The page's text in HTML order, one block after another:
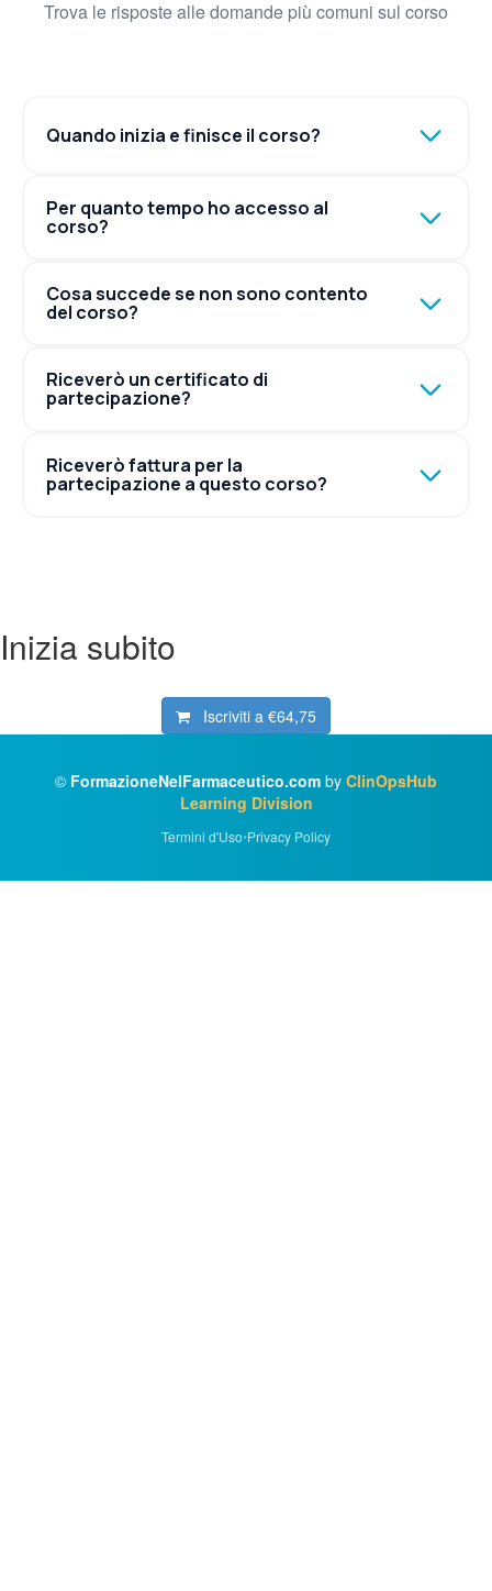
Trova le risposte alle domande più comuni sul corso
Quando inizia e finisce il corso?
Per quanto tempo ho accesso al
corso?
Cosa succede se non sono contento
del corso?
Riceverò un certificato di
partecipazione?
Riceverò fattura per la
partecipazione a questo corso?
Inizia subito
Iscriviti a €64,75
© FormazioneNelFarmaceutico.com by ClinOpsHub
Learning Division
Termini d'Uso•Privacy Policy